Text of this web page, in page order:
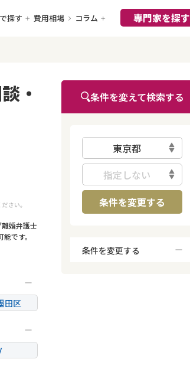
探す 費用相場 コラム 専門家を探す
・
婚弁護士
です。
田区
立区
布市
条件を変えて検索する
東京都
指定しない
条件を変更する
条件を変更する